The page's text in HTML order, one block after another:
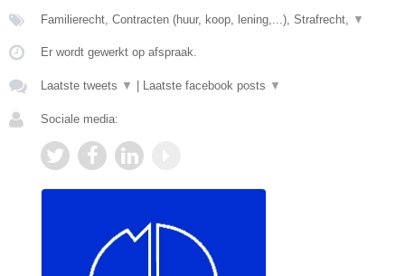
Familierecht, Contracten (huur, koop, lening,...), Strafrecht, ▼
Er wordt gewerkt op afspraak.
Laatste tweets ▼ | Laatste facebook posts ▼
Sociale media: